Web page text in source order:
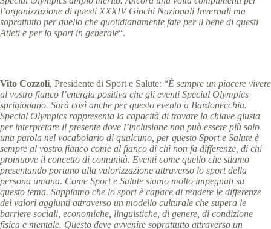
l’organizzazione di questi XXXIV Giochi Nazionali Invernali ma
soprattutto per quello che quotidianamente fate per il bene di questi
Atleti e per lo sport in generale“.
Vito Cozzoli, Presidente di Sport e Salute: “È sempre un piacere vivere
al vostro fianco l’energia positiva che gli eventi Special Olympics
sprigionano. Sarà così anche per questo evento a Bardonecchia.
Special Olympics rappresenta la capacità di trovare la chiave giusta
per interpretare il presente dove l’inclusione non può essere più solo
una parola nel vocabolario di qualcuno, per questo Sport e Salute è
sempre al vostro fianco come al fianco di chi non fa differenze, di chi
promuove il concetto di comunità. Eventi come quello che stiamo
presentando portano alla valorizzazione attraverso lo sport della
persona umana. Come Sport e Salute siamo molto impegnati su
questo tema. Sappiamo che lo sport è capace di rendere le differenze
dei valori aggiunti attraverso un modello culturale che supera le
barriere sociali, economiche, linguistiche, di genere, di condizione
fisica e mentale. Questo deve avvenire soprattutto attraverso un